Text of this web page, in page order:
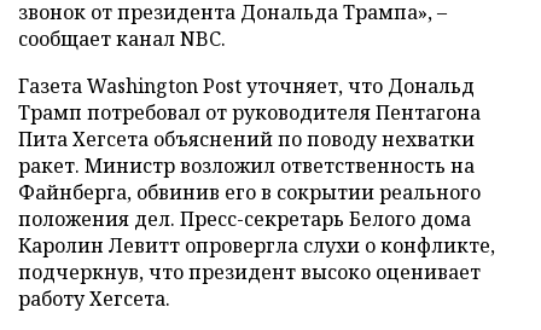
звонок от президента Дональда Трампа», –
сообщает канал NBC.
Газета Washington Post уточняет, что Дональд
Трамп потребовал от руководителя Пентагона
Пита Хегсета объяснений по поводу нехватки
ракет. Министр возложил ответственность на
Файнберга, обвинив его в сокрытии реального
положения дел. Пресс-секретарь Белого дома
Каролин Левитт опровергла слухи о конфликте,
подчеркнув, что президент высоко оценивает
работу Хегсета.